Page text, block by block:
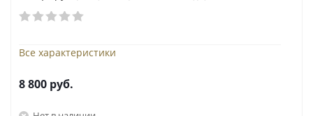
Все характеристики
8 800 руб.